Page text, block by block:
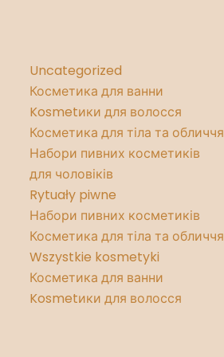
Uncategorized
Косметика для ванни
Kosmetики для волосся
Косметика для тіла та обличчя
Набори пивних косметиків
для чоловіків
Rytuały piwne
Набори пивних косметиків
Косметика для тіла та обличчя
Wszystkie kosmetyki
Косметика для ванни
Kosmetики для волосся